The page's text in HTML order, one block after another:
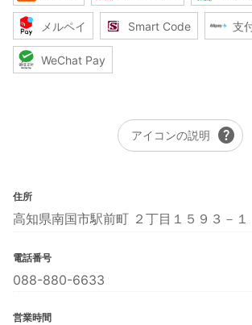
メルペイ Smart Code 支
WeChat Pay
アイコンの説明 help
住所
高知県南国市駅前町 ２丁目１５９３－１
電話番号
088-880-6633
営業時間